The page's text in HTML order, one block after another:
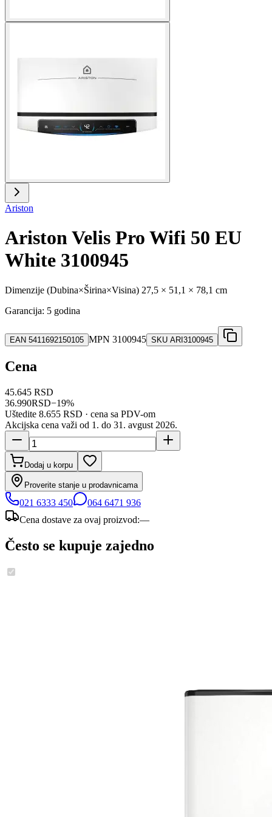
Ariston
Ariston Velis Pro Wifi 50 EU
White 3100945
Dimenzije (Dubina×Širina×Visina) 27,5 × 51,1 × 78,1 cm
Garancija: 5 godina
EAN 5411692150105 MPN 3100945 SKU ARI3100945
Cena
45.645 RSD
36.990RSD−19%
Uštedite 8.655 RSD · cena sa PDV-om
Akcijska cena važi od 1. do 31 . avgust 2026.
Dodaj u korpu
Proverite stanje u prodavnicama
021 6333 450
064 6471 936
Cena dostave za ovaj proizvod:—
Često se kupuje zajedno